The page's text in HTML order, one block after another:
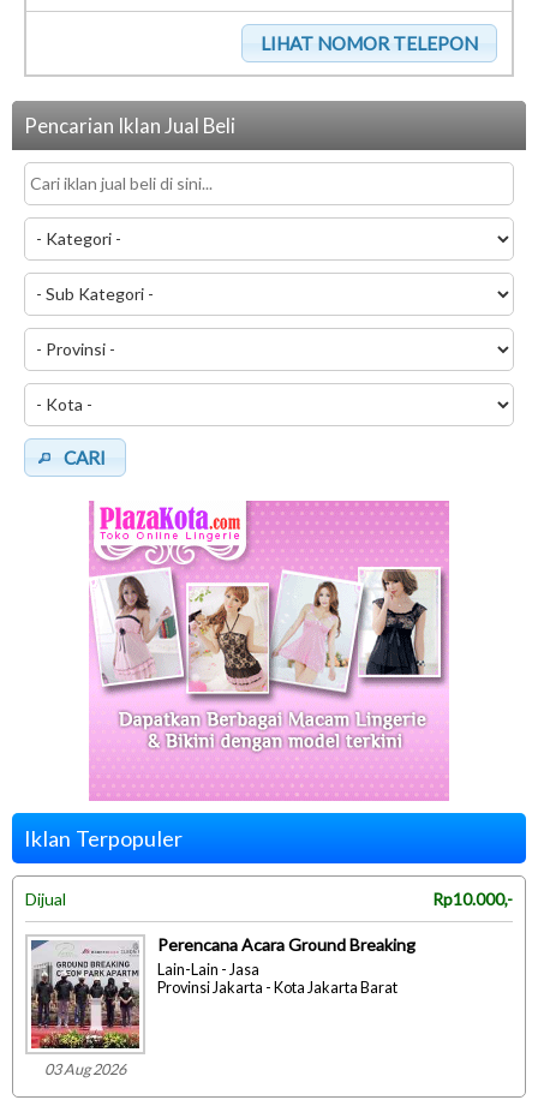
Pencarian Iklan Jual Beli
CARI
Iklan Terpopuler
Dijual Rp10.000,-
03 Aug 2026
Perencana Acara Ground Breaking
Lain-Lain - Jasa
Provinsi Jakarta - Kota Jakarta Barat